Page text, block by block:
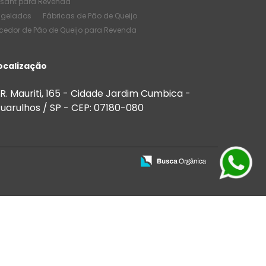
Fábricas de Pão de Queijo
de Pão de Queijo para Revenda
de Salgados Congelados
para Festas e Eventos
Salgados para Venda
R. Mauriti, 165 - Cidade Jardim Cumbica -
/ SP - CEP: 07180-080